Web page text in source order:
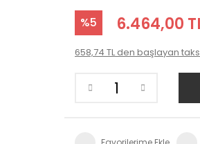
%5 6.464,00
658,74 TL den başlayan